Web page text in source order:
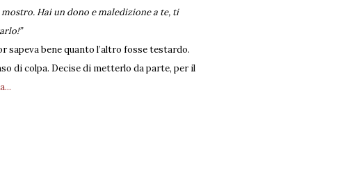
mostro. Hai un dono e maledizione a te, ti
sapeva bene quanto l’altro fosse testardo.
di colpa. Decise di metterlo da parte, per il